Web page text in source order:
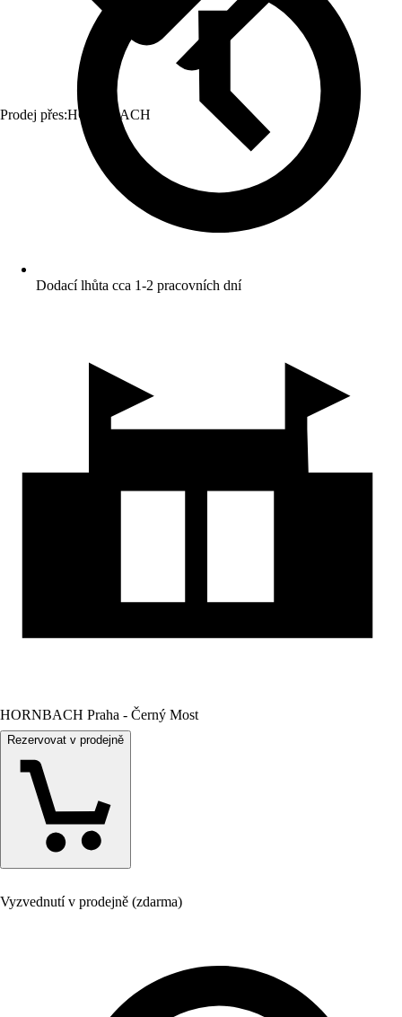
Prodej přes:HORNBACH
Dodací lhůta cca 1-2 pracovních dní
HORNBACH Praha - Černý Most
Rezervovat v prodejně
Vyzvednutí v prodejně (zdarma)